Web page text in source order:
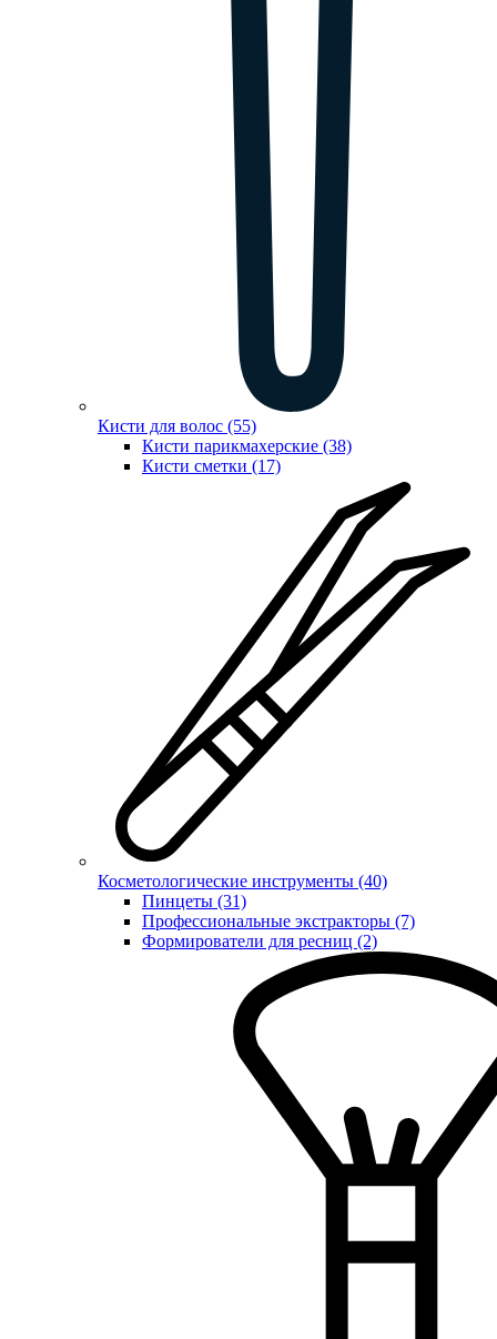
Кисти для волос (55)
Кисти парикмахерские (38)
Кисти сметки (17)
Косметологические инструменты (40)
Пинцеты (31)
Профессиональные экстракторы (7)
Формирователи для ресниц (2)